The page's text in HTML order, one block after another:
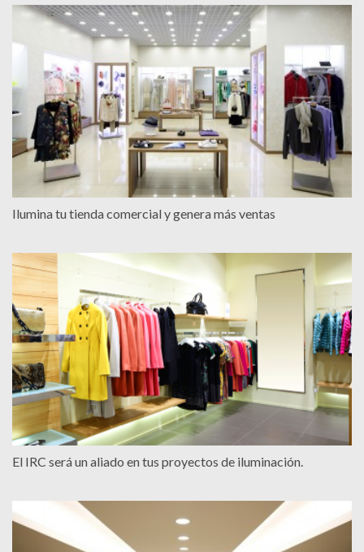
Ilumina tu tienda comercial y genera más ventas
El IRC será un aliado en tus proyectos de iluminación.